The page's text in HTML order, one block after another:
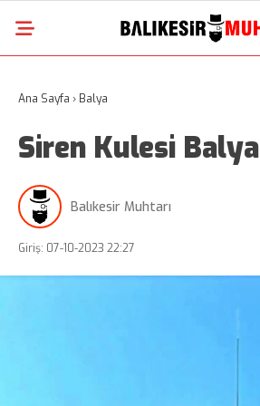
Ana Sayfa › Balya
Siren Kulesi Balya
Balıkesir Muhtarı
Giriş: 07-10-2023 22:27